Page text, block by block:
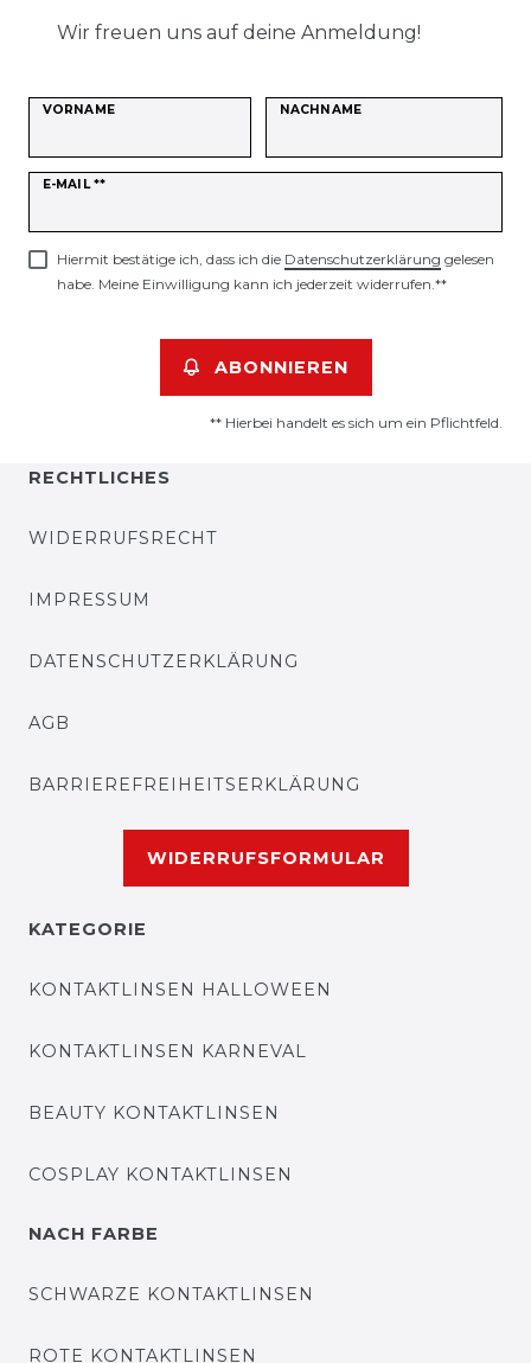
Wir freuen uns auf deine Anmeldung!
VORNAME NACHNAME
E-MAIL **
Newsletter
Hiermit bestätige ich, dass ich die Daten­schutz­erklärung gelesen
habe. Meine Einwilligung kann ich jederzeit widerrufen.**
ABONNIEREN
** Hierbei handelt es sich um ein Pflichtfeld.
RECHTLICHES
WIDERRUFSRECHT
IMPRESSUM
DATENSCHUTZERKLÄRUNG
AGB
BARRIEREFREIHEITSERKLÄRUNG
WIDERRUFSFORMULAR
KATEGORIE
KONTAKTLINSEN HALLOWEEN
KONTAKTLINSEN KARNEVAL
BEAUTY KONTAKTLINSEN
COSPLAY KONTAKTLINSEN
NACH FARBE
SCHWARZE KONTAKTLINSEN
ROTE KONTAKTLINSEN